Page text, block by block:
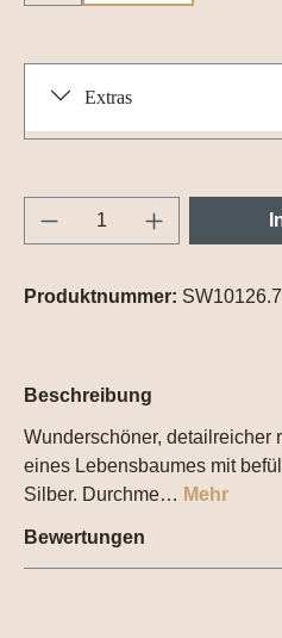
Extras
Produkt Anzahl: Gib
Produktnummer: SW10126.7
Beschreibung
Wunderschöner, detailreicher
eines Lebensbaumes mit
Silber. Durchme… Mehr
Bewertungen